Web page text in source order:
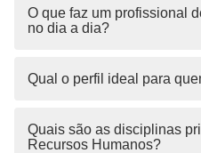
O que faz um profissional
no dia a dia?
Qual o perfil ideal para
Quais são as disciplinas
Recursos Humanos?